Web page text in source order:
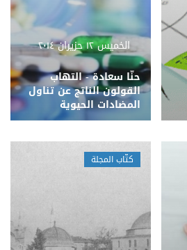
الخميس ١٢ حزيران ٢٠١٤
حنّا سعادة - التهاب
القولون الناتج عن تناول
المضادات الحيوية
كتّاب المجلة